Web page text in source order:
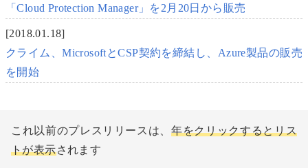
「Cloud Protection Manager」を2月20日から販売
[2018.01.18]
クライム、MicrosoftとCSP契約を締結し、Azure製品の販売
を開始
これ以前のプレスリリースは、年をクリックするとリス
トが表示されます